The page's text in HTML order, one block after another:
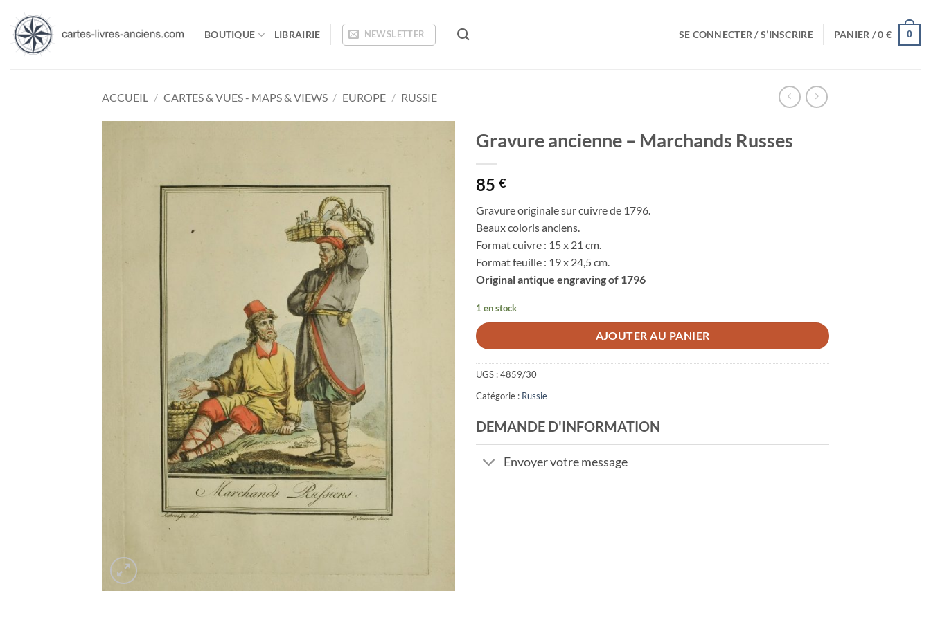
contenu
BOUTIQUE LIBRAIRIE NEWSLETTER SE CONNECTER / S’INSCRIRE PANIER /0€ 0
ACCUEIL / CARTES & VUES - MAPS & VIEWS / EUROPE / RUSSIE
Gravure ancienne – Marchands Russes
85 €
Gravure originale sur cuivre de 1796.
Beaux coloris anciens.
Format cuivre : 15 x 21 cm.
Format feuille : 19 x 24,5 cm.
Original antique engraving of 1796
1 en stock
AJOUTER AU PANIER
UGS :4859/30
Catégorie : Russie
DEMANDE D'INFORMATION
Envoyer votre message